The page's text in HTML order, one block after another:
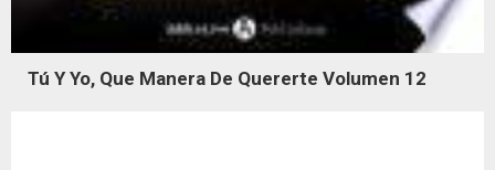
Tú Y Yo, Que Manera De Quererte Volumen 12